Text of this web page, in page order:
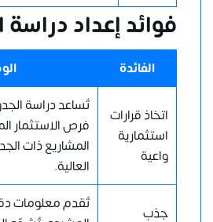
فوائد إعداد
الفائدة
اتخاذ قرارات
استثمارية
واعية
تُساعد دراسة
فرص الاستثمار
المشاريع ذات
العالية.
جذب
تُقدم معلومات